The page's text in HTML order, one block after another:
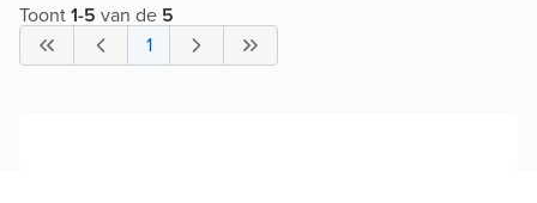
Toont1-5 van de 5
1